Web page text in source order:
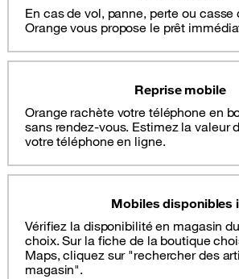
En cas de vol, panne, perte ou
Orange vous propose le prêt
Reprise mobile
Orange rachète votre téléphone en
sans rendez-vous. Estimez la valeur
votre téléphone en ligne.
Mobiles disponibles
Vérifiez la disponibilité en magasin
choix. Sur la fiche de la boutique
Maps, cliquez sur "rechercher des
magasin".